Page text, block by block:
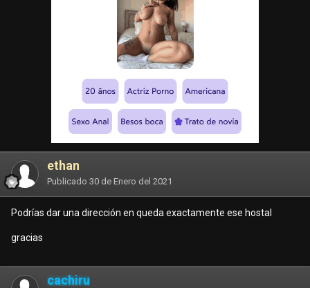
ethan
Publicado 30 de Enero del 2021
Podrías dar una dirección en queda exactamente ese hostal
gracias
cachiru